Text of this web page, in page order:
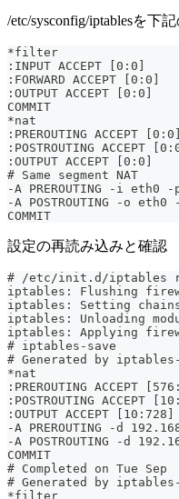
/etc/sysconfig/iptablesを下
*filter
:INPUT ACCEPT [0:0]
:FORWARD ACCEPT [0:0]
:OUTPUT ACCEPT [0:0]
COMMIT
*nat
:PREROUTING ACCEPT [0:0]
:POSTROUTING ACCEPT
:OUTPUT ACCEPT [0:0]
# Same segment NAT
-A PREROUTING -i
-A POSTROUTING -o
COMMIT
設定の再読み込みと確認
# /etc/init.d/iptables
iptables: Flushing
iptables: Setting
iptables:
iptables: Applying
# iptables-save
# Generated by
*nat
:PREROUTING ACCEPT
:POSTROUTING ACCEPT
:OUTPUT ACCEPT [10:728]
-A PREROUTING -d
-A POSTROUTING -d
COMMIT
# Completed on Tue Sep
# Generated by
*filter